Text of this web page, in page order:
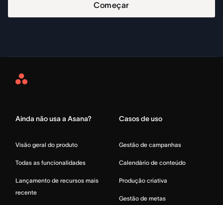
Começar
Asana
Ainda não usa a Asana?
Visão geral do produto
Todas as funcionalidades
Lançamento de recursos mais
recente
Casos de uso
Gestão de campanhas
Calendário de conteúdo
Produção criativa
Gestão de metas